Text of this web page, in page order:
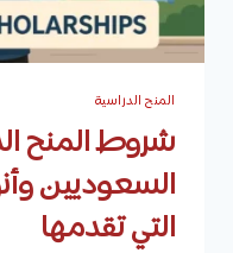
المنح الدراسية
شروط المنح
السعوديين
التي تقدمها